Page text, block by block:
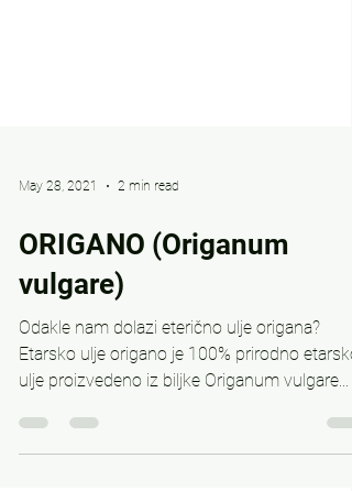
May 28, 2021 2 min read
ORIGANO (Origanum
vulgare)
Etarsko ulje origano je 100% prirodno etarsko
ulje proizvedeno iz biljke Origanum vulgare...